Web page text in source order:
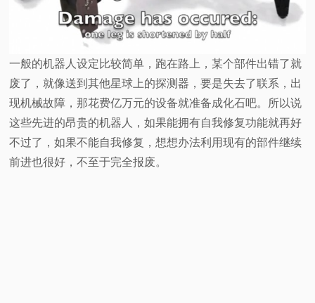
一般的机器人设定比较简单，跑在路上，某个部件出错了就
废了，就像送到其他星球上的探测器，要是失去了联系，出
现机械故障，那花费亿万元的设备就准备成化石吧。所以说
这些先进的昂贵的机器人，如果能拥有自我修复功能就再好
不过了，如果不能自我修复，想想办法利用现有的部件继续
前进也很好，不至于完全报废。